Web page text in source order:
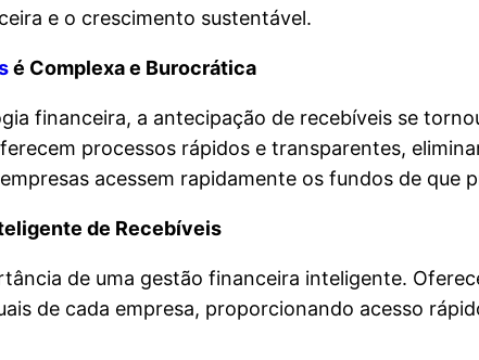
e o crescimento sustentável.
é Complexa e Burocrática
financeira, a antecipação de recebíveis se
processos rápidos e transparentes,
acessem rapidamente os fundos de que
de Recebíveis
de uma gestão financeira inteligente.
de cada empresa, proporcionando acesso